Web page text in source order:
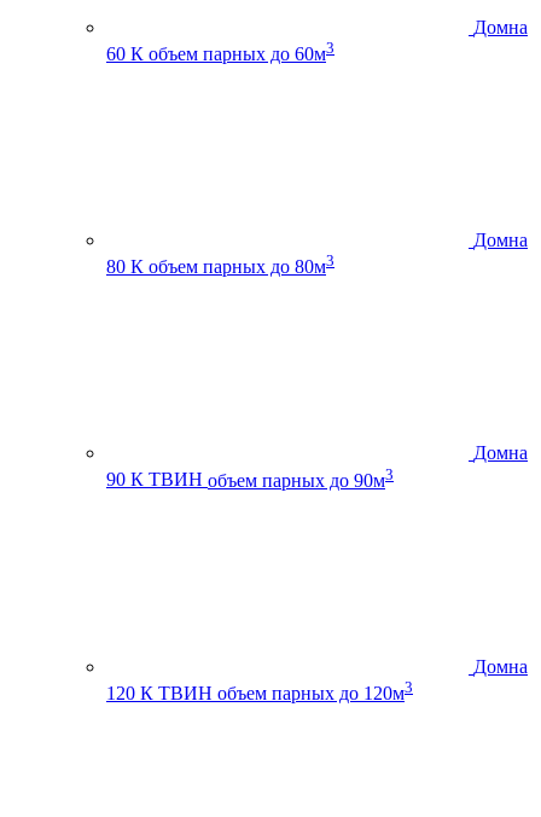
Домна
60 К объем парных до 60м3
Домна
80 К объем парных до 80м3
Домна
90 К ТВИН объем парных до 90м3
Домна
120 К ТВИН объем парных до 120м3